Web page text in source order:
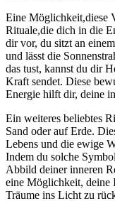
Eine Möglichkeit,diese
Rituale,die dich⁢ in die
⁤dir vor, du ⁣sitzt ‍an
und lässt die
das tust, kannst ⁣du dir
Kraft sendet. Diese
‌Energie hilft dir, deine
Ein weiteres beliebtes
Sand oder ‍auf Erde.
Lebens und ‍die ‍ewige
Indem​ du solche⁢
Abbild‍ deiner ⁣inneren
‌eine Möglichkeit, deine
Träume⁣ ins Licht zu